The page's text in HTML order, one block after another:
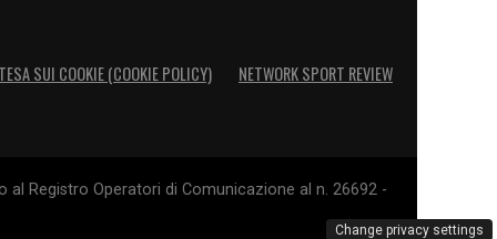
SUI COOKIE (COOKIE POLICY) NETWORK SPORT REVIEW
Registro Operatori di Comunicazione al n. 26692 -
Change privacy settings